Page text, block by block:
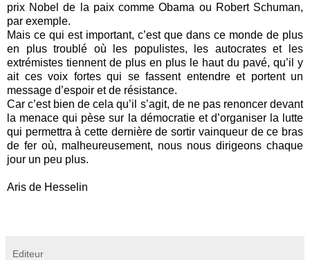
prix Nobel de la paix comme Obama ou Robert Schuman,
par exemple.
Mais ce qui est important, c’est que dans ce monde de plus
en plus troublé où les populistes, les autocrates et les
extrémistes tiennent de plus en plus le haut du pavé, qu’il y
ait ces voix fortes qui se fassent entendre et portent un
message d’espoir et de résistance.
Car c’est bien de cela qu’il s’agit, de ne pas renoncer devant
la menace qui pèse sur la démocratie et d’organiser la lutte
qui permettra à cette dernière de sortir vainqueur de ce bras
de fer où, malheureusement, nous nous dirigeons chaque
jour un peu plus.
Aris de Hesselin
Editeur